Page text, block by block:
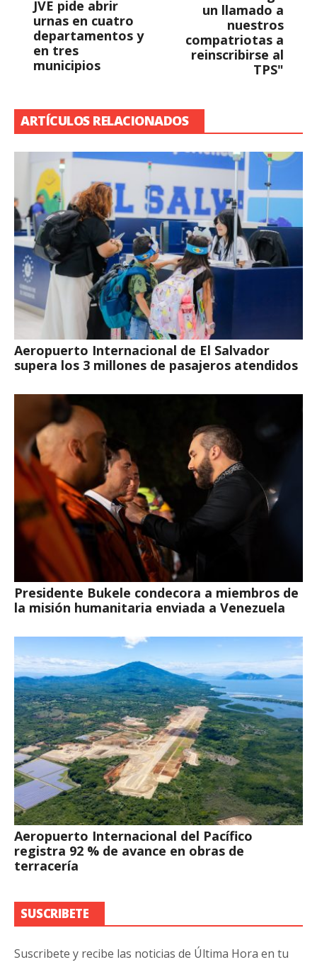
JVE pide abrir
urnas en cuatro
departamentos y
en tres
municipios
un llamado a
nuestros
compatriotas a
reinscribirse al
TPS"
ARTÍCULOS RELACIONADOS
Aeropuerto Internacional de El Salvador
supera los 3 millones de pasajeros atendidos
Presidente Bukele condecora a miembros de
la misión humanitaria enviada a Venezuela
Aeropuerto Internacional del Pacífico
registra 92 % de avance en obras de
terracería
SUSCRIBETE
Suscribete y recibe las noticias de Última Hora en tu